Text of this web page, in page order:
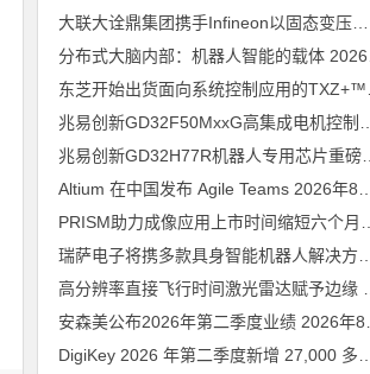
大联大诠鼎集团携手Infineon以固态变压器重构配电效率新标杆
分布式大脑内部：机器人智能的载体 2026年8月6日
兆易创新GD32H77R机器人专用芯片重磅亮相，精准赋能伺服驱动与关节控制
Altium 在中国发布 Agile Teams 2026年8月6日
安森美公布2026年第二季度业绩 2026年8月6日